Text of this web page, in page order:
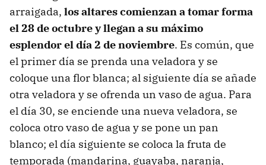
arraigada, los altares comienzan a tomar forma
el 28 de octubre y llegan a su máximo
esplendor el día 2 de noviembre. Es común, que
el primer día se prenda una veladora y se
coloque una flor blanca; al siguiente día se añade
otra veladora y se ofrenda un vaso de agua. Para
el día 30, se enciende una nueva veladora, se
coloca otro vaso de agua y se pone un pan
blanco; el día siguiente se coloca la fruta de
temporada (mandarina, guayaba, naranja,